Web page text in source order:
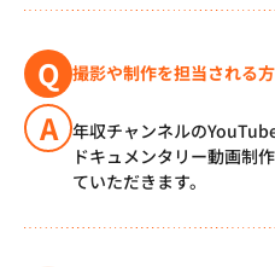
Q 撮影や制作を担当される
A
年収チャンネルの
ドキュメンタリー動画制
ていただきます。